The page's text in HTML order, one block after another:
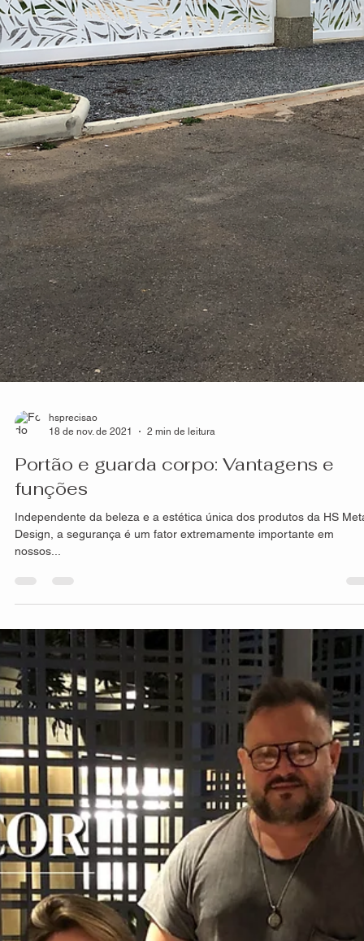
hsprecisao
18 de nov. de 2021
2 min de leitura
Portão e guarda corpo: Vantagens e
funções